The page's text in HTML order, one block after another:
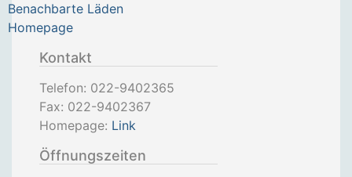
Benachbarte Läden
Homepage
Kontakt
Telefon: 022-9402365
Fax: 022-9402367
Homepage: Link
Öffnungszeiten